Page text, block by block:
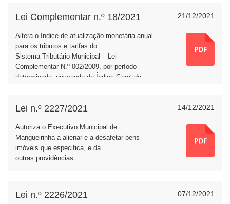
21/12/2021
Lei Complementar n.º 18/2021
Altera o índice de atualização monetária anual
para os tributos e tarifas do
Sistema Tributário Municipal – Lei
Complementar N.º 002/2009, por período
determinado, passando do Índice Geral de
IPCA, e dá outras providências.
14/12/2021
Lei n.º 2227/2021
Autoriza o Executivo Municipal de
Mangueirinha a alienar e a desafetar bens
imóveis que especifica, e dá
outras providências.
07/12/2021
Lei n.º 2226/2021